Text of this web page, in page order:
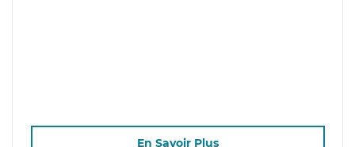
En Savoir Plus